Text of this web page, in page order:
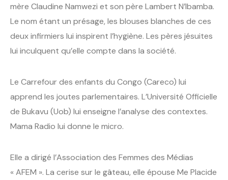
mère Claudine Namwezi et son père Lambert N’Ibamba.
Le nom étant un présage, les blouses blanches de ces
deux infirmiers lui inspirent l’hygiène. Les pères jésuites
lui inculquent qu’elle compte dans la société.
Le Carrefour des enfants du Congo (Careco) lui
apprend les joutes parlementaires. L’Université Officielle
de Bukavu (Uob) lui enseigne l’analyse des contextes.
Mama Radio lui donne le micro.
Elle a dirigé l’Association des Femmes des Médias
« AFEM ». La cerise sur le gâteau, elle épouse Me Placide